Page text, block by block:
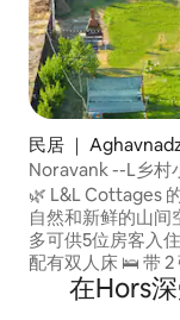
民居 ｜
Noravank --L乡村
🌿 L&L Cottages
自然和新鲜的山间
多可供5位房客入
配有双人床 🛌 带 2
🍳 厨房配备所有
景的阳台 ❄️ 空调 📶 ・
在Hors